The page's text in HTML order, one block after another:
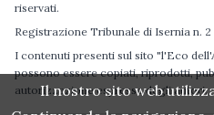
riservati.
Registrazione Tribunale di Isernia n. 2
I contenuti presenti sul sito "l'Eco
possono essere copiati, riprodotti,
autorizzazione espressa degli autori.
Il nostro sito web